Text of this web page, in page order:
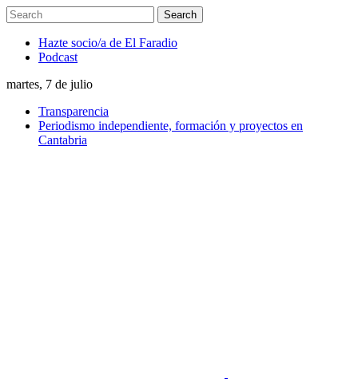
Hazte socio/a de El Faradio
Podcast
martes, 7 de julio
Transparencia
Periodismo independiente, formación y proyectos en
Cantabria